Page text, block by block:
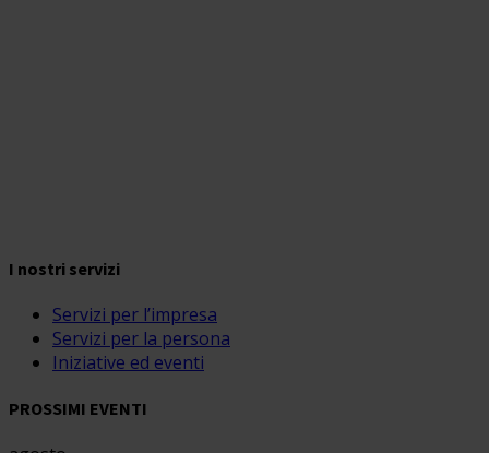
I nostri servizi
Servizi per l’impresa
Servizi per la persona
Iniziative ed eventi
PROSSIMI EVENTI